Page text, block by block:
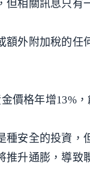
相關訊息只有
外附加稅的任
價格年增13%
安全的投資
升通膨，導致